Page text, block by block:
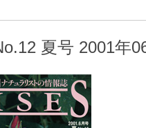
夏号 2001年